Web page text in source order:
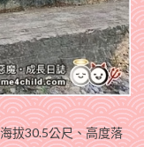
拔30.5公尺、高度落